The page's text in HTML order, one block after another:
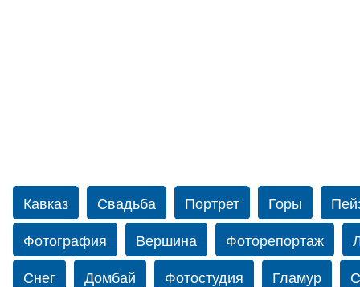
Кавказ Свадьба Портрет Горы
Фотография
Вершина Фоторепортаж
Снег
Домбай Фотостудия Гламур